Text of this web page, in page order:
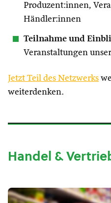
Produzent:innen,
Händler:innen
Teilnahme und
Veranstaltungen
Jetzt Teil des Netzwerks
weiterdenken.
Handel &